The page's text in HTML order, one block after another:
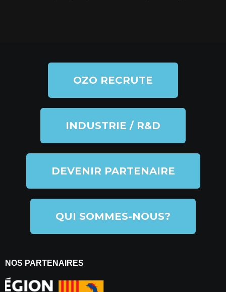
OZO RECRUTE
INDUSTRIE / R&D
DEVENIR PARTENAIRE
QUI SOMMES-NOUS?
NOS PARTENAIRES